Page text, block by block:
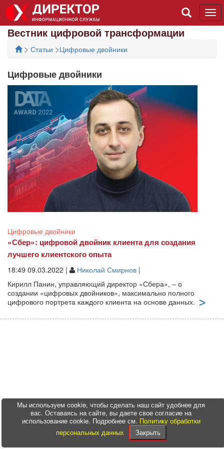
Вестник цифровой трансформации
> Статьи >Цифровые двойники
Цифровые двойники
Цифровые двойники
«Сбер»: цифровой двойник клиента для создания
лучшего клиентского опыта
18:49 09.03.2022 | Николай Смирнов |
Кирилл Панин, управляющий директор «Сбера», – о
создании «цифровых двойников», максимально полного
цифрового портрета каждого клиента на основе данных.
Мы используем cookie, чтобы сделать наш сайт удобнее для
вас. Оставаясь на сайте, вы даете свое согласие на
использование cookie. Подробнее см. Политику обработки
персональных данных
Закрыть